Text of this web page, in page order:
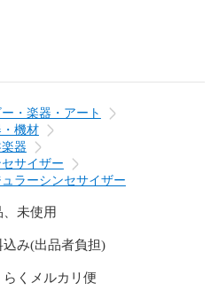
り替えることができます。クリ
発振に至ります。LPモードで
ュアなサイン波を出力しま
5オクターブに対応しています。
トロールが装備されており、最
域までプッシュ可能です。ソフ
歪みが得られます。Pre/Postス
ターの信号経路の順序を切り替
ジェネレーター（ADSR +
れぞれダイレクト出力を備え
・楽器・アート
機材
器
サイザー
ラーシンセサイザー
、未使用
込み(出品者負担)
らくメルカリ便